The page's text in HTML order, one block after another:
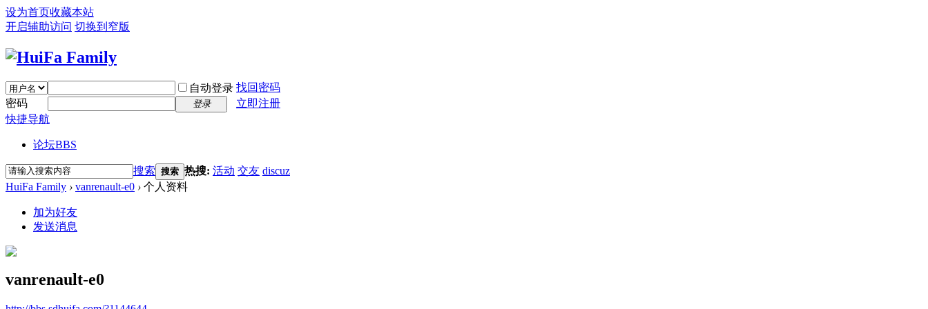
设为首页收藏本站
开启辅助访问 切换到窄版
自动登录 找回密码
密码
登录
立即注册
快捷导航
论坛BBS
搜索 搜索 热搜: 活动 交友 discuz
HuiFa Family › vanrenault-e0 › 个人资料
加为好友
发送消息
vanrenault-e0